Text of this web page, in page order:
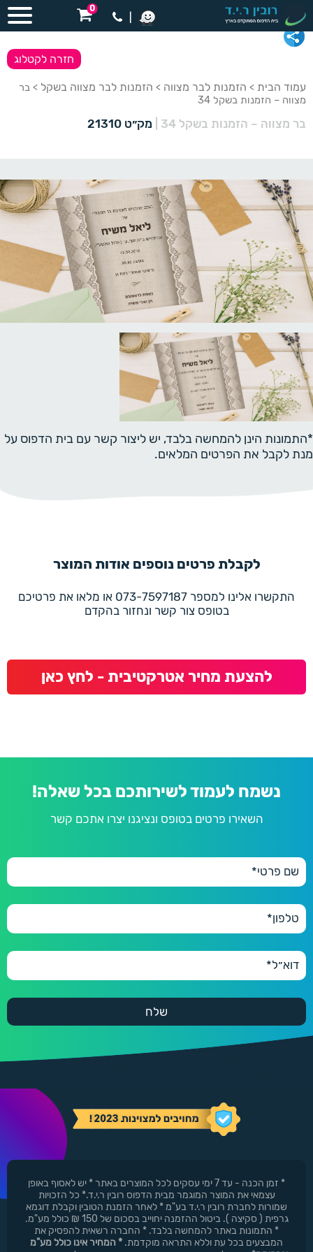
0
עמוד הבית > הזמנות לבר מצווה > הזמנות לבר מצווה בשקל > בר
מצווה – הזמנות בשקל 34
בר מצווה – הזמנות בשקל 34 מק״ט 21310
חזרה לקטלוג
*התמונות הינן להמחשה בלבד, יש ליצור קשר עם בית הדפוס על
מנת לקבל את הפרטים המלאים.
לקבלת פרטים נוספים אודות המוצר
התקשרו אלינו למספר 073-7597187 או מלאו את פרטיכם
בטופס צור קשר ונחזור בהקדם
להצעת מחיר אטרקטיבית - לחץ כאן
נשמח לעמוד לשירותכם בכל שאלה!
השאירו פרטים בטופס ונציגנו יצרו אתכם קשר
* זמן הכנה - עד 7 ימי עסקים לכל המוצרים באתר * יש לאסוף באופן
עצמאי את המוצר המוגמר מבית הדפוס רובין ר.י.ד.* כל הזכויות
שמורות לחברת רובין ר.י.ד בע"מ * לאחר הזמנת הטובין וקבלת דוגמא
גרפית ( סקיצה ). ביטול ההזמנה יחוייב בסכום של 150 ₪ כולל מע"מ.
* התמונות באתר להמחשה בלבד. * החברה רשאית להפסיק את
המבצעים בכל עת וללא התראה מוקדמת. * המחיר אינו כולל מע"מ